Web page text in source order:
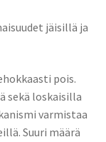
jäisillä ja
pois.
sekä loskaisilla
varmistaa
Suuri määrä